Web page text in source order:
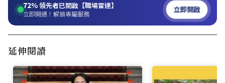
72%領先者已開啟【職場雷達】
立即開通！解鎖專屬服務 立即開啟
延伸閱讀